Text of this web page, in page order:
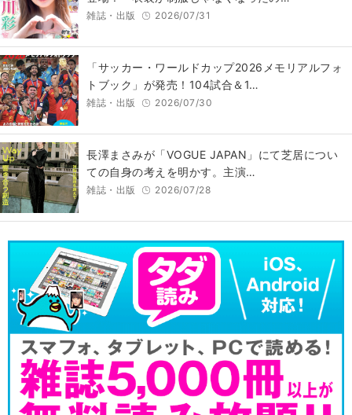
雑誌・出版 2026/07/31
「サッカー・ワールドカップ2026メモリアルフォ
トブック」が発売！104試合＆1…
雑誌・出版 2026/07/30
長澤まさみが「VOGUE JAPAN」にて芝居につい
ての自身の考えを明かす。主演…
雑誌・出版 2026/07/28